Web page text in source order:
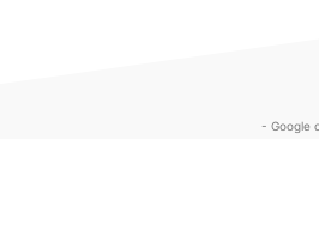
- Google